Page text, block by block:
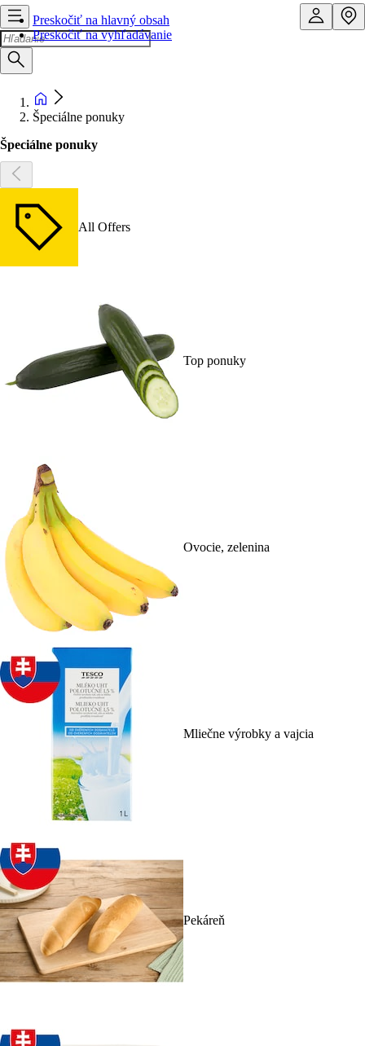
Preskočiť na hlavný obsah
Preskočiť na vyhľadávanie
Špeciálne ponuky
Špeciálne ponuky
All Offers
Top ponuky
Ovocie, zelenina
Mliečne výrobky a vajcia
Pekáreň